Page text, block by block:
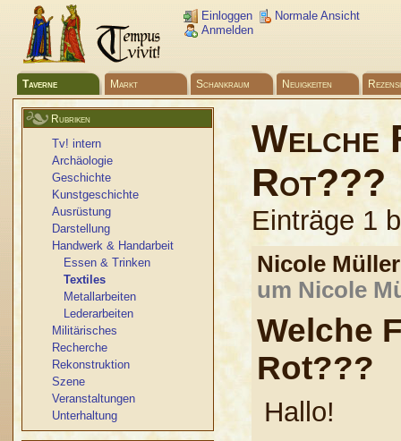
Einloggen
Anmelden
Normale Ansicht
Taverne Markt Schankraum Neuigkeiten
Rubriken
Tv! intern
Archäologie
Geschichte
Kunstgeschichte
Ausrüstung
Darstellung
Handwerk & Handarbeit
Essen & Trinken
Textiles
Metallarbeiten
Lederarbeiten
Militärisches
Recherche
Rekonstruktion
Szene
Veranstaltungen
Unterhaltung
Welche
Rot???
Einträge 1
Nicole
um Nicole
Welche
Rot???
Hallo!